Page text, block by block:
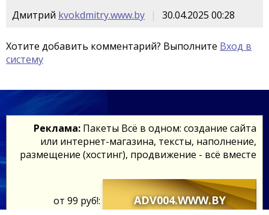
Дмитрий kvokdmitry.www.by 30.04.2025 00:28
Хотите добавить комментарий? Выполните Вход в
систему
Реклама: Пакеты Всё в одном: создание сайта
или интернет-магазина, тексты, наполнение,
размещение (хостинг), продвижение - всё вместе
от 99 руб!: ADV004.WWW.BY